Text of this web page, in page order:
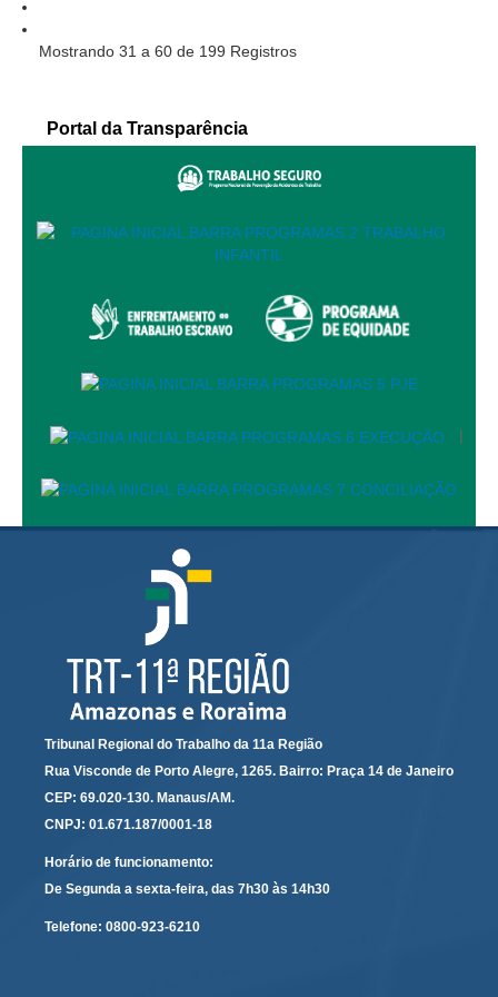
Comissão Permanente de Acessibilidade e Inclusão
Programa Trabalho Seguro
Serviços
Ação Trabalhista (Atermação)
Atermação On-line - Interior de Roraima
Agendamento de Reclamação Verbal
Glossário
Atas de Sessões do Pleno
Audiências e Sessões
Calendário das Sessões da 1ª Turma 2026
Calendário de Sessões da 2ª Turma - 2026
Calendário das Sessões da 3ª Turma 2026
Calendário das Sessões do Pleno e Especializadas 2026
Carta de Serviços ao Cidadão
Cartilhas
Cadastro de Peritos, Tradutores e Intérpretes
Calendários
Calendário Geral
Calendário de Eventos
Calendário de Eventos passados
Mostrando 31 a 60 de 199 Registros
Portal da Transparência
|
Tribunal Regional do Trabalho da 11a Região
Rua Visconde de Porto Alegre, 1265. Bairro: Praça 14 de Janeiro
CEP: 69.020-130. Manaus/AM.
CNPJ: 01.671.187/0001-18
Horário de funcionamento:
De Segunda a sexta-feira, das 7h30 às 14h30
Telefone: 0800-923-6210